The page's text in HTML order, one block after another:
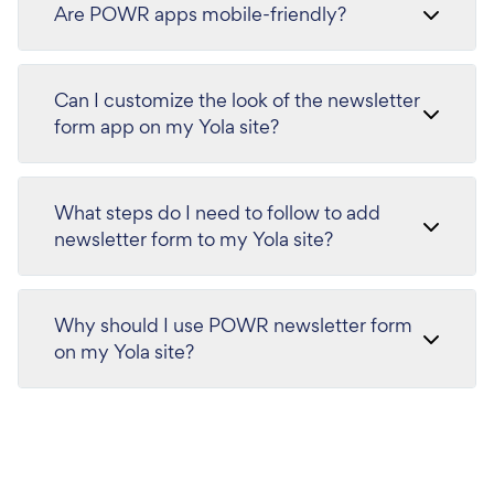
Are POWR apps mobile-friendly?
Can I customize the look of the newsletter
form app on my Yola site?
What steps do I need to follow to add
newsletter form to my Yola site?
Why should I use POWR newsletter form
on my Yola site?